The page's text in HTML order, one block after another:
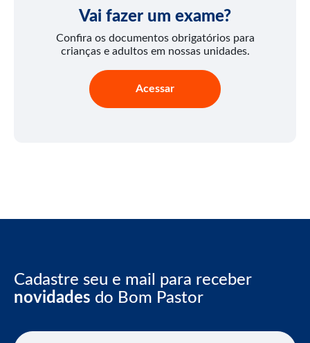
Vai fazer um exame?
Confira os documentos obrigatórios para
crianças e adultos em nossas unidades.
Acessar
Cadastre seu e mail para receber
novidades do Bom Pastor
E-mail